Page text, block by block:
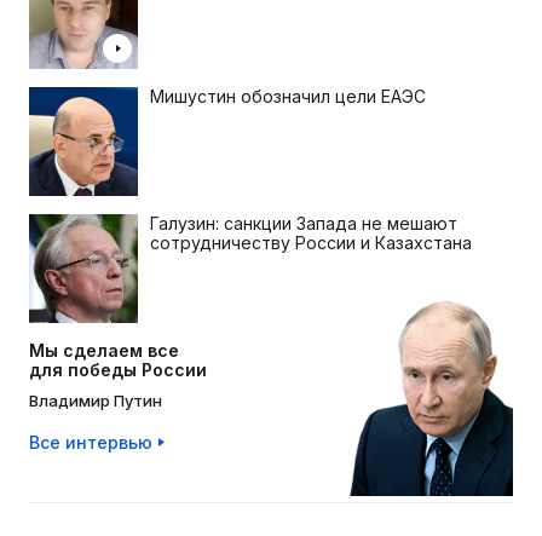
Мишустин обозначил цели ЕАЭС
Галузин: санкции Запада не мешают
сотрудничеству России и Казахстана
Мы сделаем все
для победы России
Владимир Путин
Все интервью